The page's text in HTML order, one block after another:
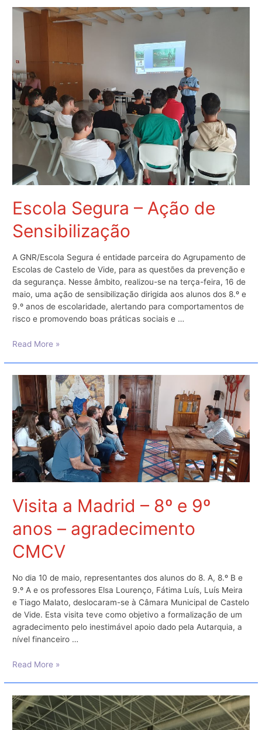
ao
Parque
Ambiental
Santa
Margarida
Escola Segura – Ação de
Sensibilização
A GNR/Escola Segura é entidade parceira do Agrupamento de
Escolas de Castelo de Vide, para as questões da prevenção e
da segurança. Nesse âmbito, realizou-se na terça-feira, 16 de
maio, uma ação de sensibilização dirigida aos alunos dos 8.º e
9.º anos de escolaridade, alertando para comportamentos de
risco e promovendo boas práticas sociais e …
Escola
Ação
de
Sensibilização
Read More »
Visita a Madrid – 8º e 9º
anos – agradecimento
CMCV
No dia 10 de maio, representantes dos alunos do 8. A, 8.º B e
9.º A e os professores Elsa Lourenço, Fátima Luís, Luís Meira
e Tiago Malato, deslocaram-se à Câmara Municipal de Castelo
de Vide. Esta visita teve como objetivo a formalização de um
agradecimento pelo inestimável apoio dado pela Autarquia, a
nível financeiro …
Visita
–
8º
e
Read More »